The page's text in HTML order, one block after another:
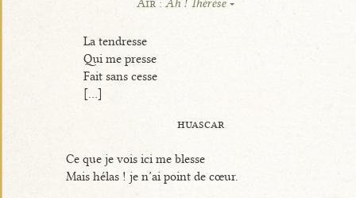
Air :Ah ! Thérèse
La tendresse
Qui me presse
Fait sans cesse
[...]
huascar
Ce que je vois ici me blesse
Mais hélas ! je n’ai point de cœur.